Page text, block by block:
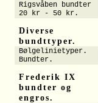
Rigsvåben bundter
20 kr - 50 kr.
Diverse
bundttyper.
Bølgelinietyper.
Bundter.
Frederik IX
bundter og
engros.